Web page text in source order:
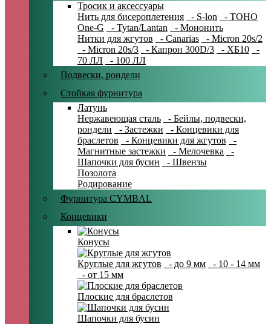
Тросик и аксессуары
Нить для бисероплетения
- S-lon
- TOHO
One-G
- Tytan/Lantan
- Мононить
Нитки для жгутов
- Canarias
- Micron 20s/2
- Micron 20s/3
- Капрон 300D/3 - ХБ10
-
70 ЛЛ
- 100 ЛЛ
Подвески, рондели
Стойкая фурнитура
Латунь
Нержавеющая сталь
- Бейлы, подвески,
рондели
- Застежки
- Концевики для
браслетов
- Концевики для жгутов
-
Магнитные застежки
- Мелочевка
-
Шапочки для бусин
- Швензы
Позолота
Родирование
Фурнитура CYMBAL
Концевики
Конусы
Круглые для жгутов - до 9 мм
- 10 - 14 мм
- от 15 мм
Плоские для браслетов
Шапочки для бусин